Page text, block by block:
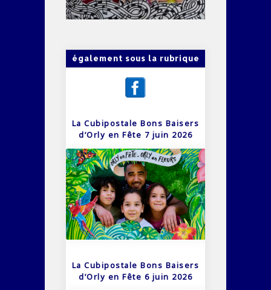
également sous la rubrique
La Cubipostale Bons Baisers
d’Orly en Fête 7 juin 2026
La Cubipostale Bons Baisers
d’Orly en Fête 6 juin 2026